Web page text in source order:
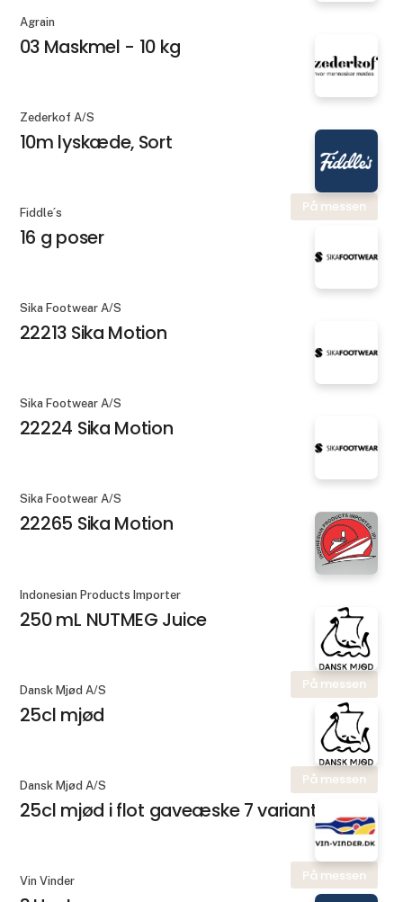
Agrain
03 Maskmel - 10 kg
Zederkof A/S
10m lyskæde, Sort
På messen
Fiddle´s
16 g poser
Sika Footwear A/S
22213 Sika Motion
Sika Footwear A/S
22224 Sika Motion
Sika Footwear A/S
22265 Sika Motion
Indonesian Products Importer
250 mL NUTMEG Juice
På messen
Dansk Mjød A/S
25cl mjød
På messen
Dansk Mjød A/S
25cl mjød i flot gaveæske 7 varianter
På messen
Vin Vinder